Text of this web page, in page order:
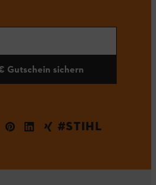
Gutschein sichern
#STIHL